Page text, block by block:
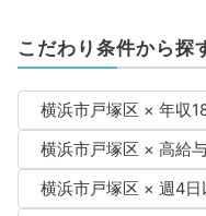
こだわり条件から探
横浜市戸塚区 × 年収
横浜市戸塚区 × 高給
横浜市戸塚区 × 週4日